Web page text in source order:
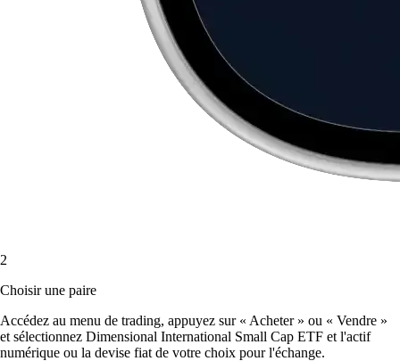
2
Choisir une paire
Accédez au menu de trading, appuyez sur « Acheter » ou « Vendre »
et sélectionnez Dimensional International Small Cap ETF et l'actif
numérique ou la devise fiat de votre choix pour l'échange.